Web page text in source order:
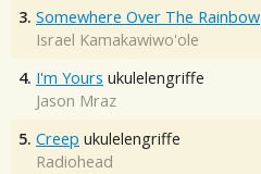
3. Somewhere Over The Rainbow
Israel Kamakawiwo'ole
4. I'm Yours ukulelengriffe
Jason Mraz
5. Creep ukulelengriffe
Radiohead